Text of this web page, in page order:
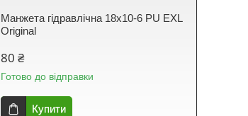
Манжета гідравлічна 18х10-6 PU EXL
Original
80 ₴
Готово до відправки
Купити